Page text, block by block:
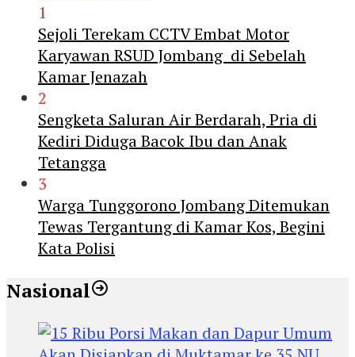
1
Sejoli Terekam CCTV Embat Motor
Karyawan RSUD Jombang di Sebelah
Kamar Jenazah
2
Sengketa Saluran Air Berdarah, Pria di
Kediri Diduga Bacok Ibu dan Anak
Tetangga
3
Warga Tunggorono Jombang Ditemukan
Tewas Tergantung di Kamar Kos, Begini
Kata Polisi
Nasional